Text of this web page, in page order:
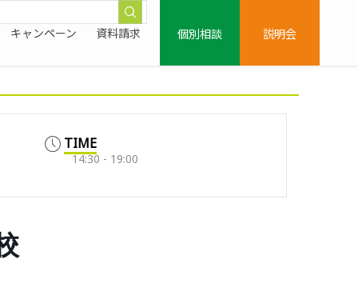
キャンペーン 資料請求
個別相談
説明会
TIME
14:30 - 19:00